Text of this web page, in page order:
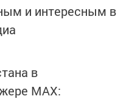
и интересным в
в
MАХ: